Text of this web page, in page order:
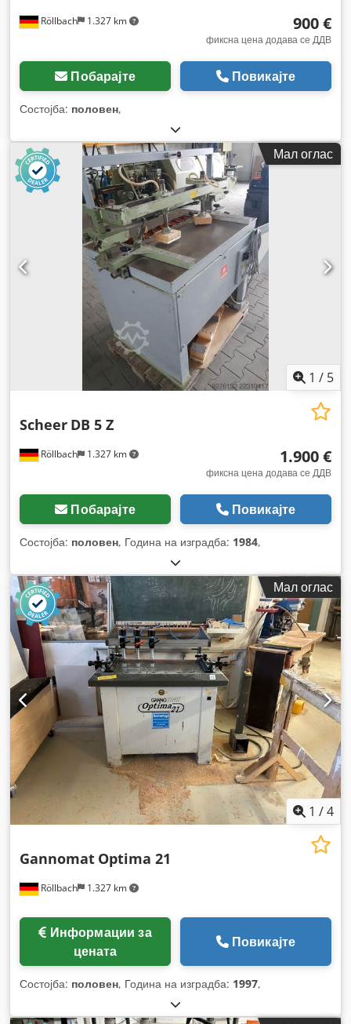
Röllbach 1.327 km 900 €
фиксна цена додава се ДДВ
Побарајте Повикајте
Состојба: половен,
Мал оглас
1 / 5
Röllbach 1.327 km
Scheer DB 5 Z
1.900 €
фиксна цена додава се ДДВ
Побарајте Повикајте
Состојба: половен, Година на изградба: 1984,
Мал оглас
1 /4
Röllbach 1.327 km
Gannomat Optima 21
цената
Повикајте
Состојба: половен, Година на изградба: 1997,